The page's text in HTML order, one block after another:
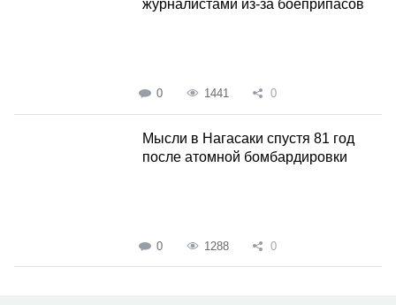
журналистами из-за боеприпасов
0 1441 0
Мысли в Нагасаки спустя 81 год
после атомной бомбардировки
0 1288 0